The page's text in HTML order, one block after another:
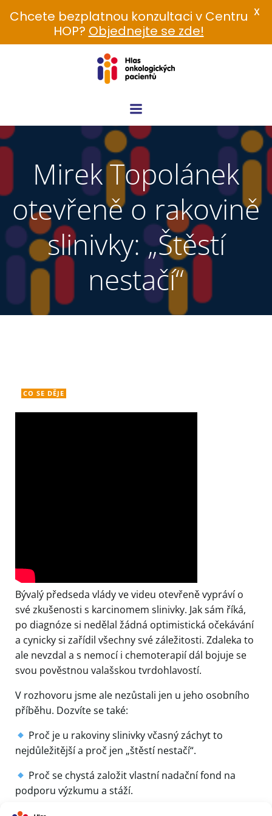
to
content
Mirek Topolánek
otevřeně o rakovině
slinivky: „Štěstí
nestačí“
CO SE DĚJE
Bývalý předseda vlády ve videu otevřeně vypráví o
své zkušenosti s karcinomem slinivky. Jak sám říká,
po diagnóze si nedělal žádná optimistická očekávání
a cynicky si zařídil všechny své záležitosti. Zdaleka to
ale nevzdal a s nemocí i chemoterapií dál bojuje se
svou pověstnou valašskou tvrdohlavostí.
V rozhovoru jsme ale nezůstali jen u jeho osobního
příběhu. Dozvíte se také:
Proč je u rakoviny slinivky včasný záchyt to
nejdůležitější a proč jen „štěstí nestačí“.
Proč se chystá založit vlastní nadační fond na
podporu výzkumu a stáží.
Chcete bezplatnou konzultaci v Centru
HOP? Objednejte se zde!
X